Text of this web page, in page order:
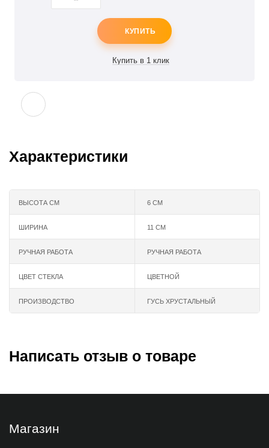
КУПИТЬ
Характеристики
ВЫСОТА СМ 6 СМ
ШИРИНА 11 СМ
РУЧНАЯ РАБОТА РУЧНАЯ РАБОТА
ЦВЕТ СТЕКЛА ЦВЕТНОЙ
ПРОИЗВОДСТВО ГУСЬ ХРУСТАЛЬНЫЙ
Написать отзыв о товаре
Магазин